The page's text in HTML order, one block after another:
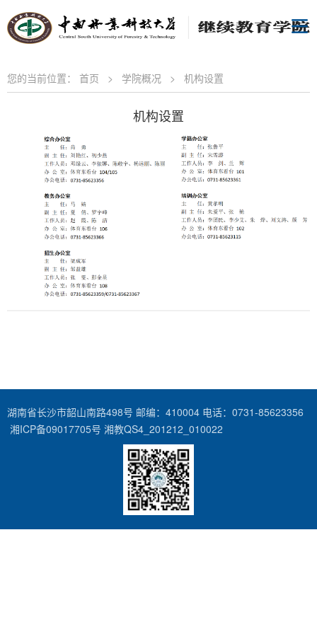
您的当前位置： 首页 > 学院概况 > 机构设置
机构设置
湖南省长沙市韶山南路498号 邮编：410004 电话：0731-85623356
湘ICP备09017705号 湘教QS4_201212_010022